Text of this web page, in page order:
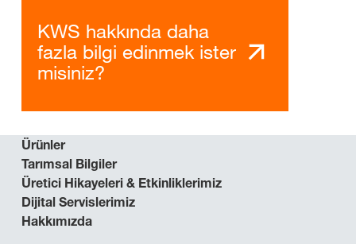
KWS hakkında daha
fazla bilgi edinmek ister
misiniz?
Ürünler
Tarımsal Bilgiler
Üretici Hikayeleri & Etkinliklerimiz
Dijital Servislerimiz
Hakkımızda